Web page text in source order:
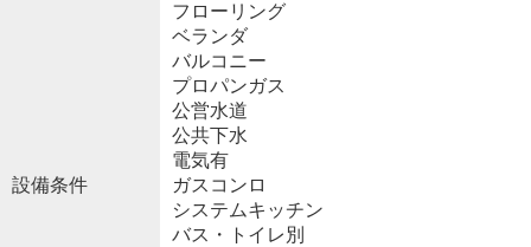
設備条件
フローリング
ベランダ
バルコニー
プロパンガス
公営水道
公共下水
電気有
ガスコンロ
システムキッチン
バス・トイレ別